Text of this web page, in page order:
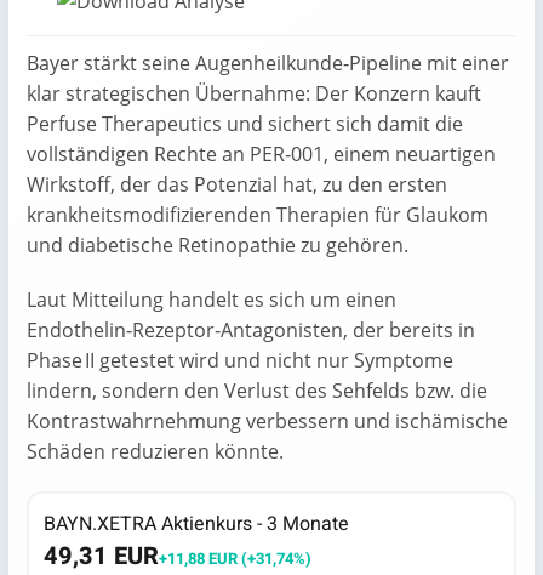
Bayer stärkt seine Augenheilkunde‑Pipeline mit einer
klar strategischen Übernahme: Der Konzern kauft
Perfuse Therapeutics und sichert sich damit die
vollständigen Rechte an PER‑001, einem neuartigen
Wirkstoff, der das Potenzial hat, zu den ersten
krankheitsmodifizierenden Therapien für Glaukom
und diabetische Retinopathie zu gehören.
Laut Mitteilung handelt es sich um einen
Endothelin‑Rezeptor‑Antagonisten, der bereits in
Phase II getestet wird und nicht nur Symptome
lindern, sondern den Verlust des Sehfelds bzw. die
Kontrastwahrnehmung verbessern und ischämische
Schäden reduzieren könnte.
BAYN.XETRA Aktienkurs - 3 Monate
49,31 EUR+11,88 EUR (+31,74%)